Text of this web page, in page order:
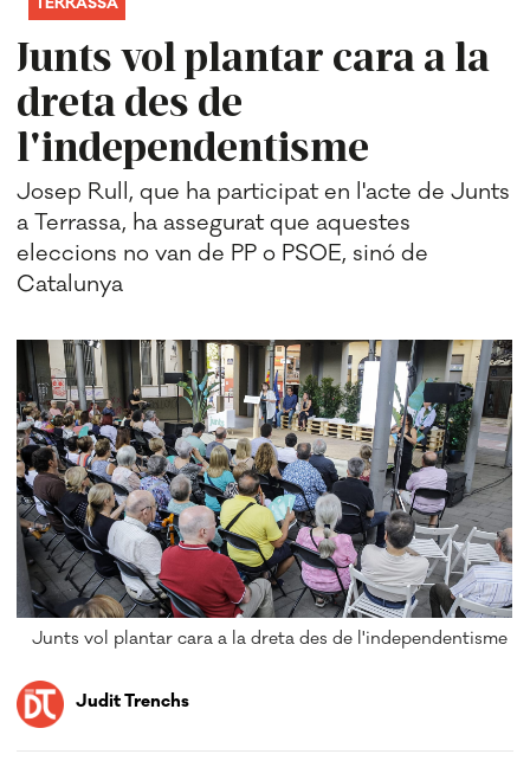
Junts vol plantar cara a la
dreta des de
l'independentisme
Josep Rull, que ha participat en l'acte de Junts
a Terrassa, ha assegurat que aquestes
eleccions no van de PP o PSOE, sinó de
Catalunya
Junts vol plantar cara a la dreta des de l'independentisme
Judit Trenchs